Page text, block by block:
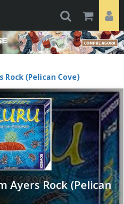
Rock (Pelican Cove)
Ayers Rock (Pelican